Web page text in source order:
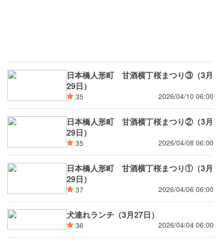
日本橋人形町 甘酒横丁桜まつり③（3月
29日）
35 2026/04/10 06:00
日本橋人形町 甘酒横丁桜まつり②（3月
29日）
35 2026/04/08 06:00
日本橋人形町 甘酒横丁桜まつり①（3月
29日）
37 2026/04/06 06:00
犬連れランチ（3月27日）
36 2026/04/04 06:00